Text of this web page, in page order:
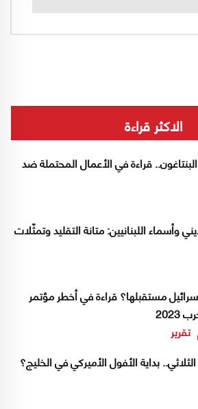
الاكثر قراءة
قراءة في الأعمال المحتملة ضد
وأسماء اللبنانيين: متانة التقليد وتمثّلات
مستقبلها؟ قراءة في أخطر مؤتمر
تقرير
بداية الأفول الأميركي في الخليج؟